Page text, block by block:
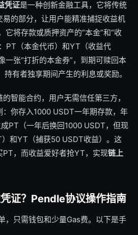
凭证是一种创新金融工具，它将传统
的部分，让用户能精准捕捉收益机
将存款或质押资产的“本金”和“收
PT（本金代币）和YT（收益代
一张“打折的本金券”，到期可赎回本
有者独享期间产生的利息或奖励。
智能合约，用户无需信任第三方，
你存入1000 USDT一年期存款，年
PT（一年后换回1000 USDT，但现
和YT（捕获50 USDT收益）。这
PT，而收益爱好者抢YT，实现链上
证？Pendle协议操作指南
，只需钱包和少量Gas费。以下是手